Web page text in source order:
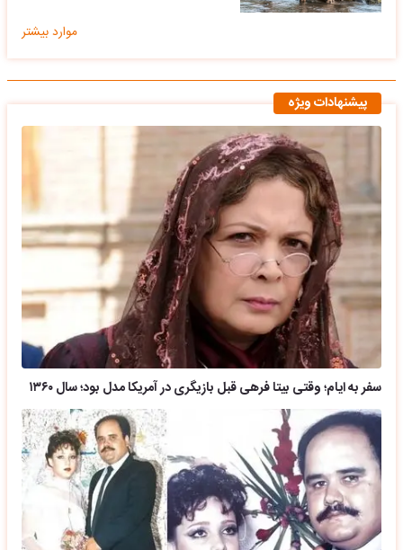
موارد بیشتر
پیشنهادات ویژه
سفر به ایام؛ وقتی بیتا فرهی قبل بازیگری در آمریکا مدل بود؛ سال ۱۳۶۰